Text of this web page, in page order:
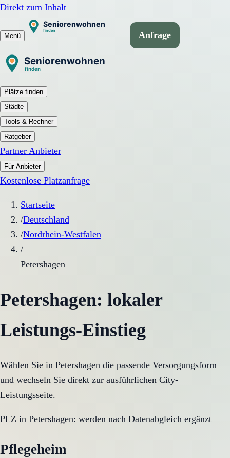
Direkt zum Inhalt
Menü Anfrage
Plätze finden
Städte
Tools & Rechner
Ratgeber
Partner Anbieter
Für Anbieter
Kostenlose Platzanfrage
Startseite
/Deutschland
/Nordrhein-Westfalen
/
Petershagen
Petershagen: lokaler
Leistungs-Einstieg
Wählen Sie in Petershagen die passende Versorgungsform
und wechseln Sie direkt zur ausführlichen City-
Leistungsseite.
PLZ in Petershagen: werden nach Datenabgleich ergänzt
Pflegeheim